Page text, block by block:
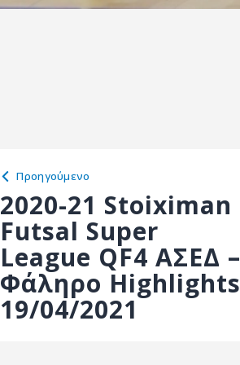
Προηγούμενο
2020-21 Stoiximan
Futsal Super
League QF4 ΑΣΕΔ –
Φάληρο Highlights
19/04/2021